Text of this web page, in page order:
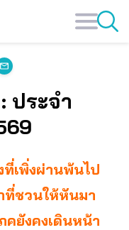
ประจำ
ที่เพิ่งผ่านพ้นไป
ที่ชวนให้หันมา
คยังคงเดินหน้า